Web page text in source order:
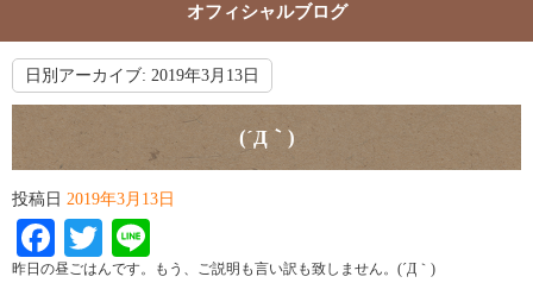
オフィシャルブログ
日別アーカイブ: 2019年3月13日
(´Д｀)
投稿日 2019年3月13日
Facebook
Twitter
昨日の昼ごはんです。もう、ご説明も言い訳も致しません。(´Д｀)